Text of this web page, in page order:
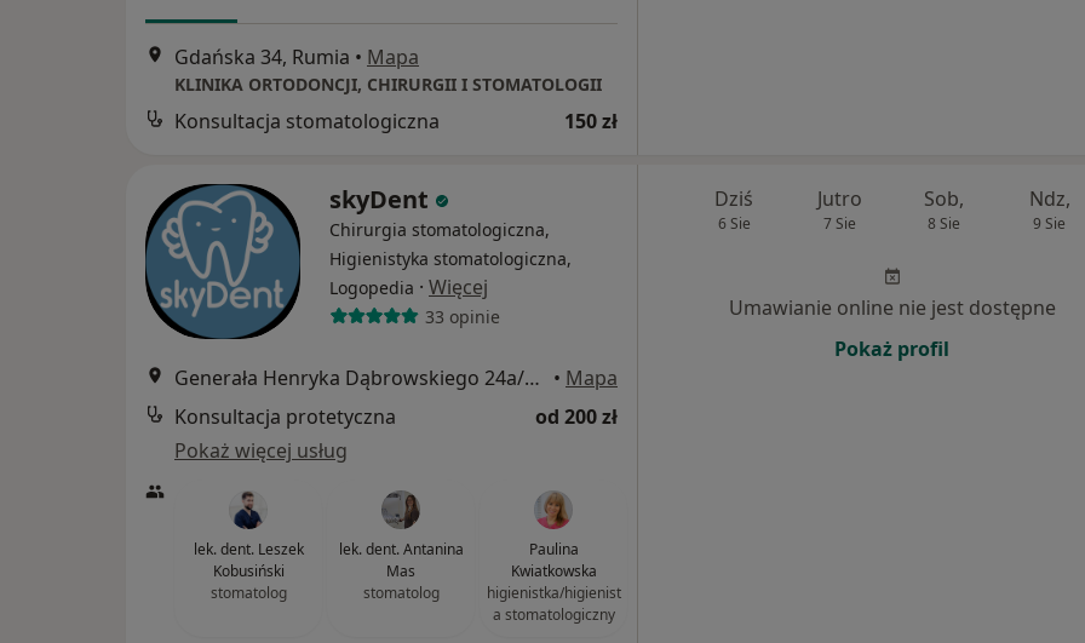
Gdańska 34, Rumia • Mapa
KLINIKA ORTODONCJI, CHIRURGII I STOMATOLOGII
Konsultacja stomatologiczna 150 zł
skyDent
Chirurgia stomatologiczna,
Higienistyka stomatologiczna,
Logopedia · Więcej
33 opinie
Generała Henryka Dąbrowskiego 24a/1, Rumia • Mapa
Konsultacja protetyczna
od 200 zł
Pokaż więcej usług
lek. dent. Leszek
Kobusiński
stomatolog
lek. dent. Antanina
Mas
stomatolog
Paulina
Kwiatkowska
higienistka/higienist
a stomatologiczny
Dziś
6 Sie
Jutro
7 Sie
Sob,
8 Sie
Ndz,
9 Sie
Umawianie online nie jest dostępne
Pokaż profil